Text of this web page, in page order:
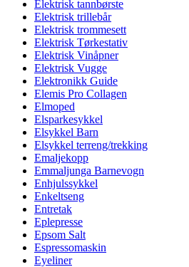
Elektrisk tannbørste
Elektrisk trillebår
Elektrisk trommesett
Elektrisk Tørkestativ
Elektrisk Vinåpner
Elektrisk Vugge
Elektronikk Guide
Elemis Pro Collagen
Elmoped
Elsparkesykkel
Elsykkel Barn
Elsykkel terreng/trekking
Emaljekopp
Emmaljunga Barnevogn
Enhjulssykkel
Enkeltseng
Entretak
Eplepresse
Epsom Salt
Espressomaskin
Eyeliner